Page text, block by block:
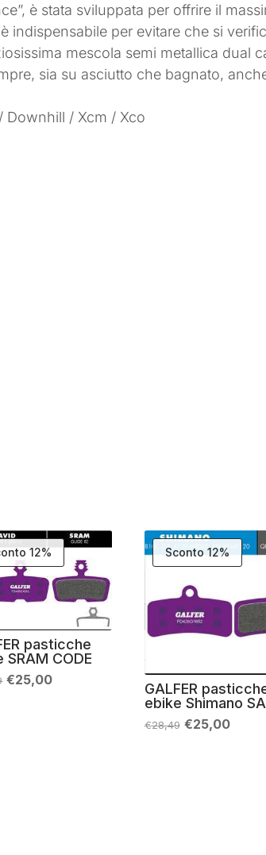
è stata sviluppata per offrire il
indispensabile per evitare che si
mescola semi metallica dual
sia su asciutto che bagnato,
Downhill / Xcm / Xco
12%
pasticche
SRAM CODE
Il
prezzo
€25,00Il
Sconto 12%
GALFER
ebike Shimano
€28,49 Il
prezzo
€25,00Il